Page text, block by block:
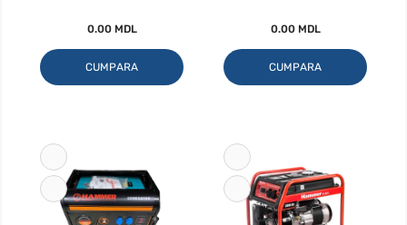
0.00 MDL
CUMPARA
0.00 MDL
CUMPARA